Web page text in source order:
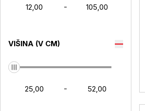
-
VIŠINA (V CM)
-